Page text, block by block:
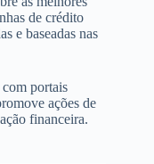
de crédito
e baseadas nas
portais
ações de
financeira.